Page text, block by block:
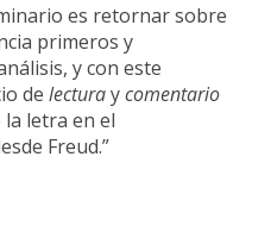
es retornar sobre
primeros y
y con este
de lecturaycomentario
la letra en el
Freud.”